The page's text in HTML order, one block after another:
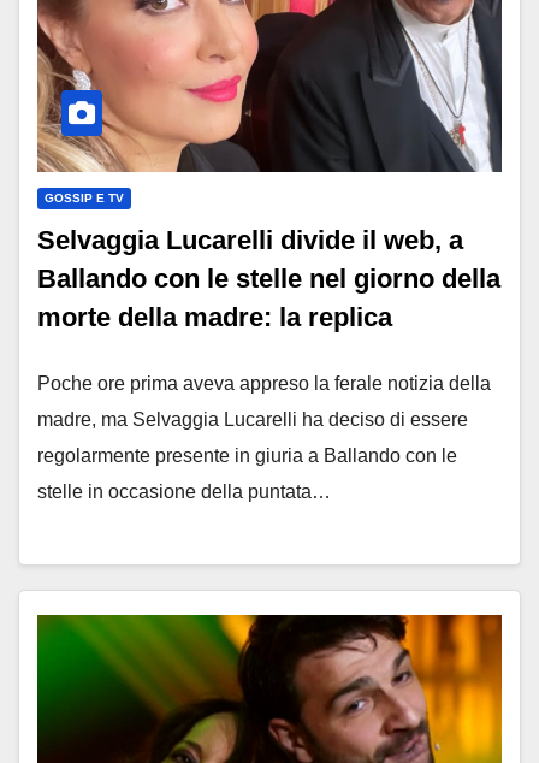
GOSSIP E TV
Selvaggia Lucarelli divide il web, a
Ballando con le stelle nel giorno della
morte della madre: la replica
Poche ore prima aveva appreso la ferale notizia della
madre, ma Selvaggia Lucarelli ha deciso di essere
regolarmente presente in giuria a Ballando con le
stelle in occasione della puntata…